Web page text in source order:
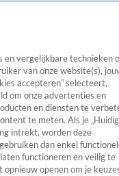
TV Algemeen
Tip
en vergelijkbare technieken
van onze website(s),
accepteren” selecteert,
om onze advertenties en
en diensten te
te meten. Als je
intrekt, worden deze
dan enkel
functioneren en veilig te
opnieuw openen om je